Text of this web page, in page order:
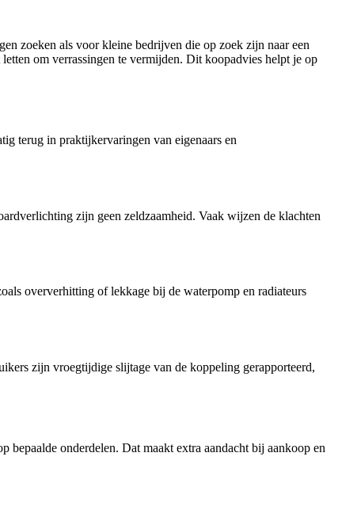
zoeken als voor kleine bedrijven die op zoek zijn naar een
om verrassingen te vermijden. Dit koopadvies helpt je op
terug in praktijkervaringen van eigenaars en
zijn geen zeldzaamheid. Vaak wijzen de klachten
oververhitting of lekkage bij de waterpomp en radiateurs
zijn vroegtijdige slijtage van de koppeling gerapporteerd,
onderdelen. Dat maakt extra aandacht bij aankoop en